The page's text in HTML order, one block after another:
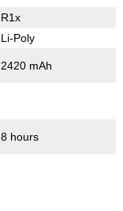
R1x
Li-Poly
2420 mAh
8 hours